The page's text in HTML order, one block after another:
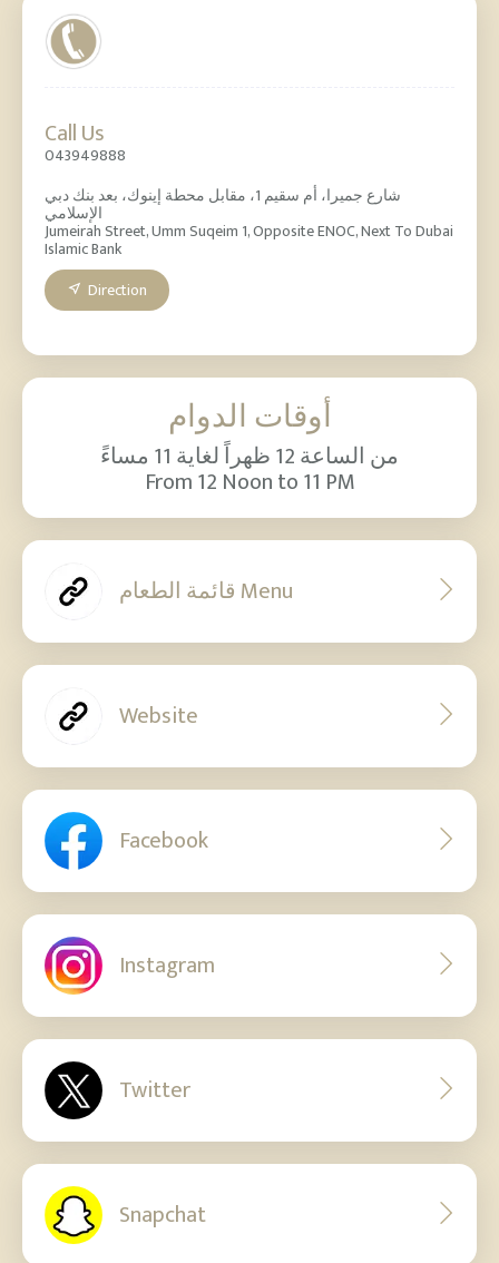
AI Business Card Reader
Add to Gallery
Call Us
043949888
شارع جميرا، أم سقيم 1، مقابل محطة إينوك، بعد بنك دبي
الإسلامي
Jumeirah Street, Umm Suqeim 1, Opposite ENOC, Next To Dubai
Islamic Bank
Direction
أوقات الدوام
من الساعة 12 ظهراً لغاية 11 مساءً
From 12 Noon to 11 PM
قائمة الطعام Menu
Website
Facebook
Instagram
Twitter
Snapchat